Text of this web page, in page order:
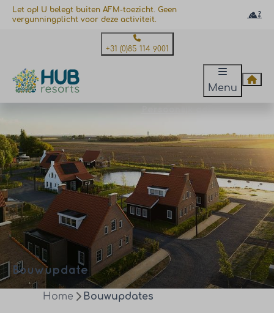
Let op! U belegt buiten AFM-toezicht. Geen
vergunningplicht voor deze activiteit.
+31 (0)85 114 9001
Menu
Bouwupdate
Home Bouwupdates